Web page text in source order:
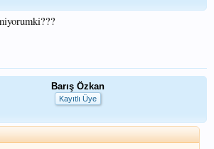
Barış Özkan
Kayıtlı Üye